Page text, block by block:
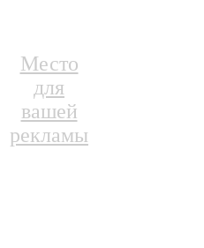
Место
для
вашей
рекламы